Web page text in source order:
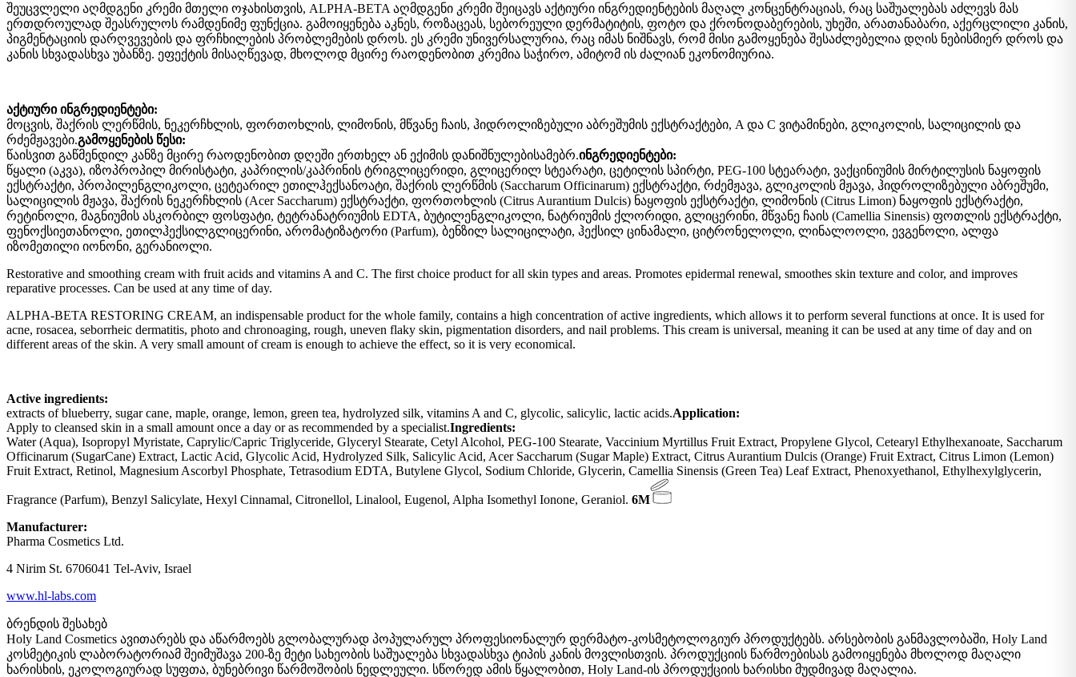
შეუცვლელი აღმდგენი კრემი მთელი ოჯახისთვის, ALPHA-BETA აღმდგენი კრემი შეიცავს აქტიური ინგრედიენტების მაღალ კონცენტრაციას, რაც საშუალებას აძლევს მას
ერთდროულად შეასრულოს რამდენიმე ფუნქცია. გამოიყენება აკნეს, როზაცეას, სებორეული დერმატიტის, ფოტო და ქრონოდაბერების, უხეში, არათანაბარი, აქერცლილი კანის,
პიგმენტაციის დარღვევების და ფრჩხილების პრობლემების დროს. ეს კრემი უნივერსალურია, რაც იმას ნიშნავს, რომ მისი გამოყენება შესაძლებელია დღის ნებისმიერ დროს და
კანის სხვადასხვა უბანზე. ეფექტის მისაღწევად, მხოლოდ მცირე რაოდენობით კრემია საჭირო, ამიტომ ის ძალიან ეკონომიურია.
აქტიური ინგრედიენტები:
მოცვის, შაქრის ლერწმის, ნეკერჩხლის, ფორთოხლის, ლიმონის, მწვანე ჩაის, ჰიდროლიზებული აბრეშუმის ექსტრაქტები, A და C ვიტამინები, გლიკოლის, სალიცილის და
რძემჟავები.გამოყენების წესი:
წაისვით გაწმენდილ კანზე მცირე რაოდენობით დღეში ერთხელ ან ექიმის დანიშნულებისამებრ.ინგრედიენტები:
წყალი (აკვა), იზოპროპილ მირისტატი, კაპრილის/კაპრინის ტრიგლიცერიდი, გლიცერილ სტეარატი, ცეტილის სპირტი, PEG-100 სტეარატი, ვაქცინიუმის მირტილუსის ნაყოფის
ექსტრაქტი, პროპილენგლიკოლი, ცეტეარილ ეთილჰექსანოატი, შაქრის ლერწმის (Saccharum Officinarum) ექსტრაქტი, რძემჟავა, გლიკოლის მჟავა, ჰიდროლიზებული აბრეშუმი,
სალიცილის მჟავა, შაქრის ნეკერჩხლის (Acer Saccharum) ექსტრაქტი, ფორთოხლის (Citrus Aurantium Dulcis) ნაყოფის ექსტრაქტი, ლიმონის (Citrus Limon) ნაყოფის ექსტრაქტი,
რეტინოლი, მაგნიუმის ასკორბილ ფოსფატი, ტეტრანატრიუმის EDTA, ბუტილენგლიკოლი, ნატრიუმის ქლორიდი, გლიცერინი, მწვანე ჩაის (Camellia Sinensis) ფოთლის ექსტრაქტი,
ფენოქსიეთანოლი, ეთილჰექსილგლიცერინი, არომატიზატორი (Parfum), ბენზილ სალიცილატი, ჰექსილ ცინამალი, ციტრონელოლი, ლინალოოლი, ევგენოლი, ალფა
იზომეთილი იონონი, გერანიოლი.
Restorative and smoothing cream with fruit acids and vitamins A and C. The first choice product for all skin types and areas. Promotes epidermal renewal, smoothes skin texture and color, and improves
reparative processes. Can be used at any time of day.
ALPHA-BETA RESTORING CREAM, an indispensable product for the whole family, contains a high concentration of active ingredients, which allows it to perform several functions at once. It is used for
acne, rosacea, seborrheic dermatitis, photo and chronoaging, rough, uneven flaky skin, pigmentation disorders, and nail problems. This cream is universal, meaning it can be used at any time of day and on
different areas of the skin. A very small amount of cream is enough to achieve the effect, so it is very economical.
Active ingredients:
extracts of blueberry, sugar cane, maple, orange, lemon, green tea, hydrolyzed silk, vitamins A and C, glycolic, salicylic, lactic acids.Application:
Apply to cleansed skin in a small amount once a day or as recommended by a specialist.Ingredients:
Water (Aqua), Isopropyl Myristate, Caprylic/Capric Triglyceride, Glyceryl Stearate, Cetyl Alcohol, PEG-100 Stearate, Vaccinium Myrtillus Fruit Extract, Propylene Glycol, Cetearyl Ethylhexanoate, Saccharum
Officinarum (SugarCane) Extract, Lactic Acid, Glycolic Acid, Hydrolyzed Silk, Salicylic Acid, Acer Saccharum (Sugar Maple) Extract, Citrus Aurantium Dulcis (Orange) Fruit Extract, Citrus Limon (Lemon)
Fruit Extract, Retinol, Magnesium Ascorbyl Phosphate, Tetrasodium EDTA, Butylene Glycol, Sodium Chloride, Glycerin, Camellia Sinensis (Green Tea) Leaf Extract, Phenoxyethanol, Ethylhexylglycerin,
Fragrance (Parfum), Benzyl Salicylate, Hexyl Cinnamal, Citronellol, Linalool, Eugenol, Alpha Isomethyl Ionone, Geraniol. 6M
Manufacturer:
Pharma Cosmetics Ltd.
4 Nirim St. 6706041 Tel-Aviv, Israel
www.hl-labs.com
ბრენდის შესახებ
Holy Land Cosmetics ავითარებს და აწარმოებს გლობალურად პოპულარულ პროფესიონალურ დერმატო-კოსმეტოლოგიურ პროდუქტებს. არსებობის განმავლობაში, Holy Land
კოსმეტიკის ლაბორატორიამ შეიმუშავა 200-ზე მეტი სახეობის საშუალება სხვადასხვა ტიპის კანის მოვლისთვის. პროდუქციის წარმოებისას გამოიყენება მხოლოდ მაღალი
ხარისხის, ეკოლოგიურად სუფთა, ბუნებრივი წარმოშობის ნედლეული. სწორედ ამის წყალობით, Holy Land-ის პროდუქციის ხარისხი მუდმივად მაღალია.